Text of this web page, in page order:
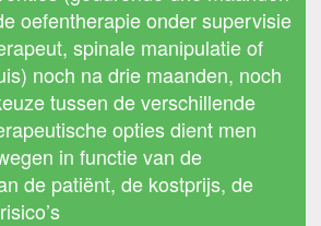
oefentherapie onder supervisie
spinale manipulatie of
noch na drie maanden, noch
tussen de verschillende
opties dient men
in functie van de
de patiënt, de kostprijs, de